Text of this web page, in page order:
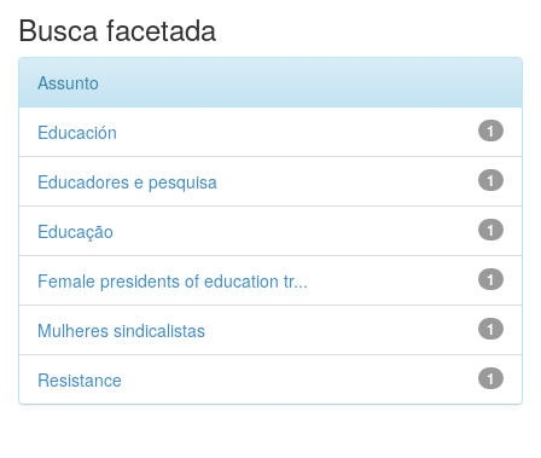
Busca facetada
Assunto
1
Educación
1
Educadores e pesquisa
1
Educação
1
Female presidents of education tr...
1
Mulheres sindicalistas
1
Resistance